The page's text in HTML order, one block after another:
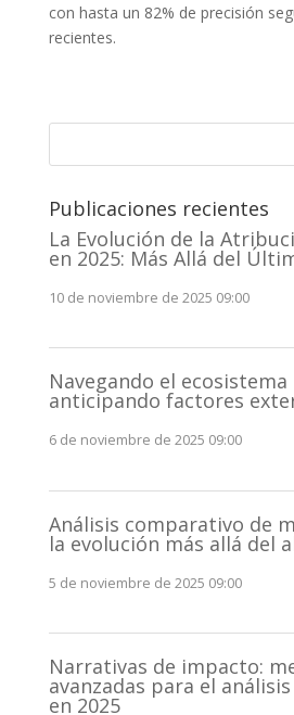
con hasta un 82% de precisión
recientes.
Publicaciones recientes
La Evolución de la
en 2025: Más Allá del
10 de noviembre de 2025 09:00
Navegando el
anticipando factores
6 de noviembre de 2025 09:00
Análisis comparativo de
la evolución más allá del
5 de noviembre de 2025 09:00
Narrativas de impacto:
avanzadas para el
en 2025